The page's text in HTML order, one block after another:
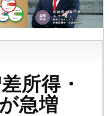
所得・
急増